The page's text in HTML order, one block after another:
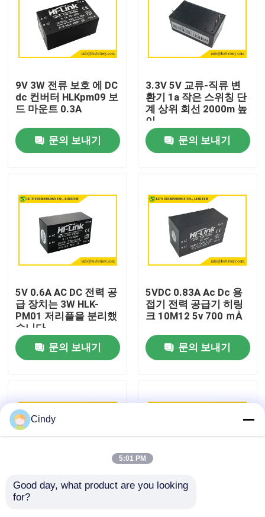
우리에 대하여
공장 여행
품질 관리
연락주세요
경우
9V 3W 전류 보호 에 DC
dc 컨버터 HLKpm09 보
드 마운트 0.3A
문의 보내기
3.3V 5V 교류-직류 변
환기 1a 작은 스위칭 단
계 상위 회선 2000m 높
이
문의 보내기
5V 0.6A AC DC 전력 공
급 장치는 3W HLK-
PM01 저리플을 분리했
습니다
문의 보내기
5VDC 0.83A Ac Dc 용
접기 전력 공급기 히링
크 10M12 5v 700 ｍÅ
문의 보내기
DC 전력 컨버터 Pcb 하
Cindy
5:01 PM
Good day, what product are you looking
for?